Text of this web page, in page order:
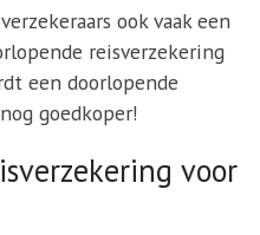
ook vaak een
reisverzekering
een doorlopende
goedkoper!
voor